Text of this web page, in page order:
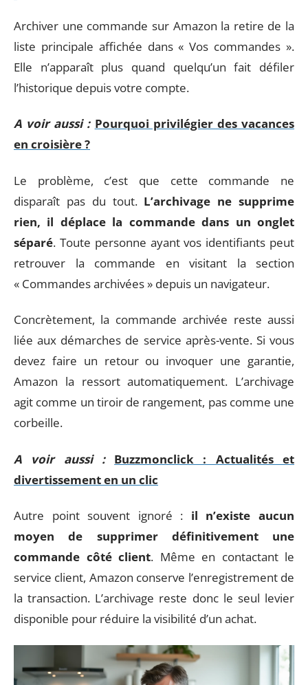
Archiver une commande sur Amazon la retire de la
liste principale affichée dans « Vos commandes ».
Elle n’apparaît plus quand quelqu’un fait défiler
l’historique depuis votre compte.
A voir aussi : Pourquoi privilégier des vacances
en croisière ?
Le problème, c’est que cette commande ne
disparaît pas du tout. L’archivage ne supprime
rien, il déplace la commande dans un onglet
séparé. Toute personne ayant vos identifiants peut
retrouver la commande en visitant la section
« Commandes archivées » depuis un navigateur.
Concrètement, la commande archivée reste aussi
liée aux démarches de service après-vente. Si vous
devez faire un retour ou invoquer une garantie,
Amazon la ressort automatiquement. L’archivage
agit comme un tiroir de rangement, pas comme une
corbeille.
A voir aussi :
Buzzmonclick : Actualités et
divertissement en un clic
Autre point souvent ignoré : il n’existe aucun
moyen de supprimer définitivement une
commande côté client. Même en contactant le
service client, Amazon conserve l’enregistrement de
la transaction. L’archivage reste donc le seul levier
disponible pour réduire la visibilité d’un achat.